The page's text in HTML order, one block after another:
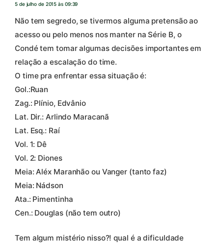
5 de julho de 2015 às 09:39
Não tem segredo, se tivermos alguma pretensão ao
acesso ou pelo menos nos manter na Série B, o
Condé tem tomar algumas decisões importantes em
relação a escalação do time.
O time pra enfrentar essa situação é:
Gol.:Ruan
Zag.: Plínio, Edvânio
Lat. Dir.: Arlindo Maracanã
Lat. Esq.: Raí
Vol. 1: Dê
Vol. 2: Diones
Meia: Aléx Maranhão ou Vanger (tanto faz)
Meia: Nádson
Ata.: Pimentinha
Cen.: Douglas (não tem outro)
Tem algum mistério nisso?! qual é a dificuldade